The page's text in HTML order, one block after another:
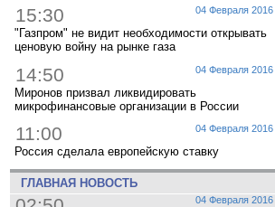
04 Февраля 2016
15:30
"Газпром" не видит необходимости открывать
ценовую войну на рынке газа
04 Февраля 2016
14:50
Миронов призвал ликвидировать
микрофинансовые организации в России
04 Февраля 2016
11:00
Россия сделала европейскую ставку
ГЛАВНАЯ НОВОСТЬ
04 Февраля 2016